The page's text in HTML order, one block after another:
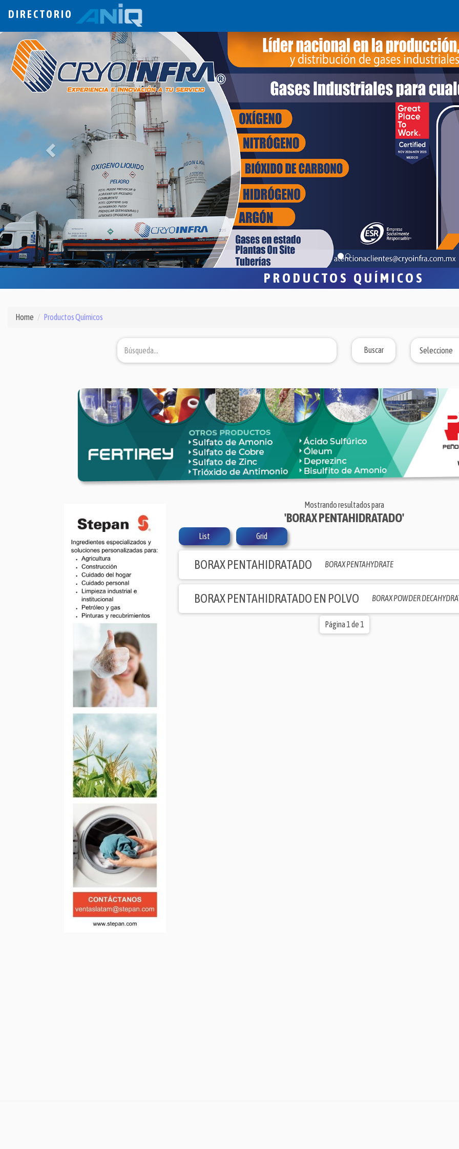
DIRECTORIO
PRODUCTOS QUÍMICOS
Home Productos Químicos
Mostrando resultados para
'BORAX PENTAHIDRATADO'
List Grid
BORAX PENTAHIDRATADO BORAX PENTAHYDRATE
BORAX PENTAHIDRATADO EN POLVO BORAX POWDER
Página 1 de 1